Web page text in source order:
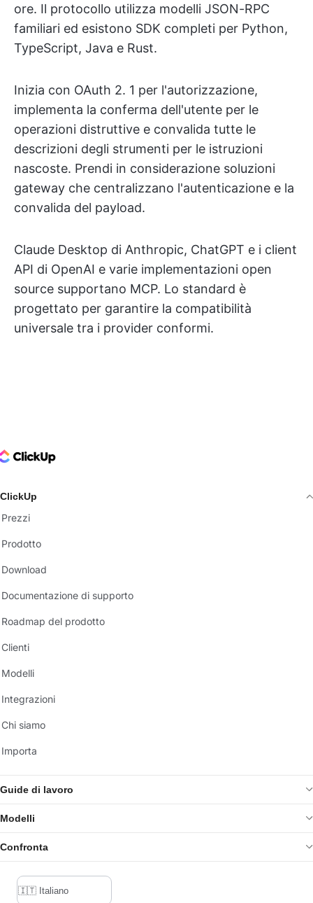
ore. Il protocollo utilizza modelli JSON-RPC
familiari ed esistono SDK completi per Python,
TypeScript, Java e Rust.
Inizia con OAuth 2. 1 per l'autorizzazione,
implementa la conferma dell'utente per le
operazioni distruttive e convalida tutte le
descrizioni degli strumenti per le istruzioni
nascoste. Prendi in considerazione soluzioni
gateway che centralizzano l'autenticazione e la
convalida del payload.
Claude Desktop di Anthropic, ChatGPT e i client
API di OpenAI e varie implementazioni open
source supportano MCP. Lo standard è
progettato per garantire la compatibilità
universale tra i provider conformi.
Logo
ClickUp
Prezzi
Prodotto
Download
Documentazione di supporto
Roadmap del prodotto
Clienti
Modelli
Integrazioni
Chi siamo
Importa
Guide di lavoro
Modelli
Confronta